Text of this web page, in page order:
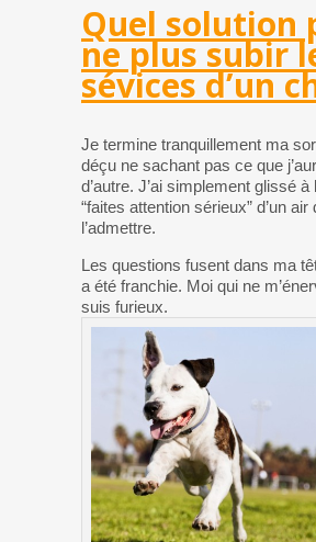
Quel solution
ne plus subir
sévices d’un
Je termine tranquillement ma
déçu ne sachant pas ce que
d’autre. J’ai simplement glissé à
“faites attention sérieux” d’un air
l’admettre.
Les questions fusent dans ma
a été franchie. Moi qui ne
suis furieux.